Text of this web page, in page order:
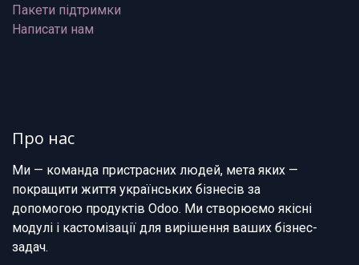
Пакети підтримки
Написати нам
Про нас
Ми — команда пристрасних людей, мета яких —
покращити життя українських бізнесів за
допомогою продуктів Odoo. Ми створюємо якісні
модулі і кастомізації для вирішення ваших бізнес-
задач.